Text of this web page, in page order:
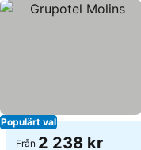
Populärt val
Från 2 238 kr